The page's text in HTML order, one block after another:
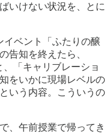
いけない状況を、とに
イベント「ふたりの醸
告知を終えたら、
、「キャリブレーショ
をいかに現場レベルの
いう内容。こういうの
、午前授業で帰ってき